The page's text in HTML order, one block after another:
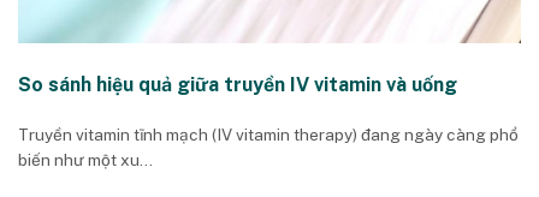
So sánh hiệu quả giữa truyền IV vitamin và uống
Truyền vitamin tĩnh mạch (IV vitamin therapy) đang ngày càng phổ
biến như một xu...